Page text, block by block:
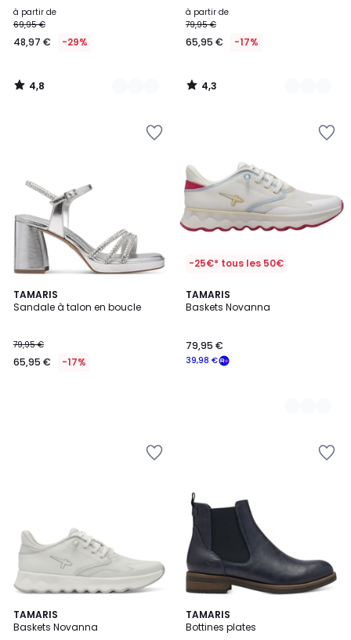
à partir de
69,95 €
48,97 € -29%
4,8
/
à partir de
79,95 €
65,95 € -17%
4,3
/
TAMARIS
Sandale à talon en boucle
79,95 €
65,95 € -17%
-25€* tous les 50€
TAMARIS
Baskets Novanna
39,98 €
79,95 €
2
Couleurs
TAMARIS
Baskets Novanna
15
Couleurs
TAMARIS
Bottines plates
3,4
/ 5
4
Couleurs